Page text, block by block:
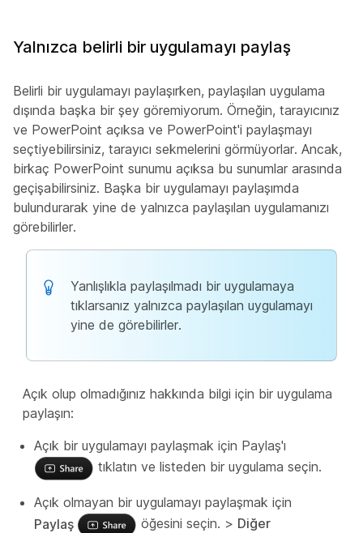
Yalnızca belirli bir uygulamayı paylaş
Belirli bir uygulamayı paylaşırken, paylaşılan uygulama
dışında başka bir şey göremiyorum. Örneğin, tarayıcınız
ve PowerPoint açıksa ve PowerPoint'i paylaşmayı
seçtiyebilirsiniz, tarayıcı sekmelerini görmüyorlar. Ancak,
birkaç PowerPoint sunumu açıksa bu sunumlar arasında
geçişabilirsiniz. Başka bir uygulamayı paylaşımda
bulundurarak yine de yalnızca paylaşılan uygulamanızı
görebilirler.
Yanlışlıkla paylaşılmadı bir uygulamaya
tıklarsanız yalnızca paylaşılan uygulamayı
yine de görebilirler.
Açık olup olmadığınız hakkında bilgi için bir uygulama
paylaşın:
Açık bir uygulamayı paylaşmak için Paylaş'ı
tıklatın ve listeden bir uygulama seçin.
Açık olmayan bir uygulamayı paylaşmak için
Paylaş
öğesini seçin. > Diğer